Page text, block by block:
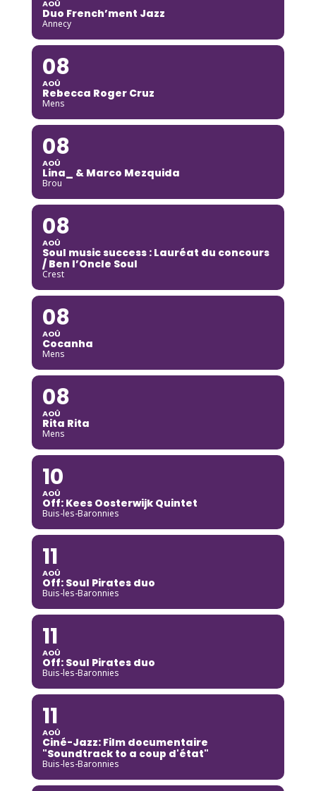
AOÛ
Duo French’ment Jazz
Annecy
08
AOÛ
Rebecca Roger Cruz
Mens
08
AOÛ
Lina_ & Marco Mezquida
Brou
08
AOÛ
Soul music success : Lauréat du concours
/ Ben l’Oncle Soul
Crest
08
AOÛ
Cocanha
Mens
08
AOÛ
Rita Rita
Mens
10
AOÛ
Off: Kees Oosterwijk Quintet
Buis-les-Baronnies
11
AOÛ
Off: Soul Pirates duo
Buis-les-Baronnies
11
AOÛ
Off: Soul Pirates duo
Buis-les-Baronnies
11
AOÛ
Ciné-Jazz: Film documentaire
"Soundtrack to a coup d'état"
Buis-les-Baronnies